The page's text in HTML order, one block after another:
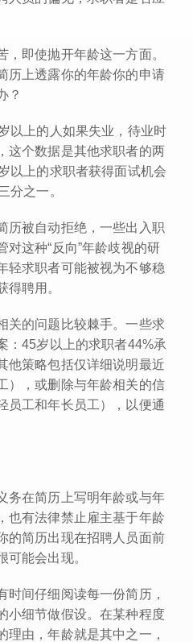
，即使抛开年龄这一方面。
历上透露你的年龄你的申请
？
以上的人如果失业，待业时
这个数据是其他求职者的两
以上的求职者获得面试机会
分之一。
历被自动拒绝，一些出入职
这种“反向”年龄歧视的研
轻求职者可能被视为不够稳
得聘用。
关的问题比较棘手。一些求
：45岁以上的求职者44%承
他策略包括仅详细说明最近
），或删除与年龄相关的信
员工和年长员工），以便通
务在简历上写明年龄或与年
也有法律禁止雇主基于年龄
的简历出现在招聘人员面前
可能会出现。
时间仔细阅读每一份简历，
小细节做假设。在某种程度
理由，年龄就是其中之一，